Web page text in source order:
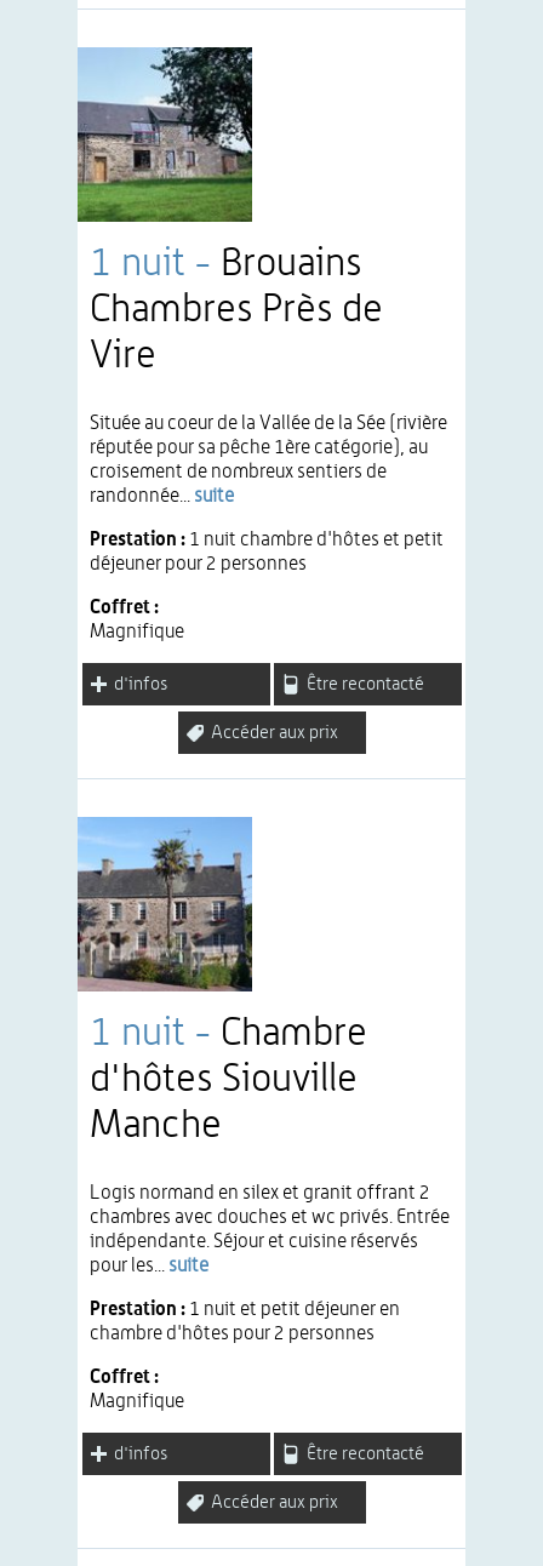
1 nuit - Brouains
Chambres Près de
Vire
Située au coeur de la Vallée de la Sée (rivière
réputée pour sa pêche 1ère catégorie), au
croisement de nombreux sentiers de
randonnée... suite
Prestation : 1 nuit chambre d'hôtes et petit
déjeuner pour 2 personnes
Coffret :
Magnifique
d'infos Être recontacté
Accéder aux prix
1 nuit - Chambre
d'hôtes Siouville
Manche
Logis normand en silex et granit offrant 2
chambres avec douches et wc privés. Entrée
indépendante. Séjour et cuisine réservés
pour les... suite
Prestation : 1 nuit et petit déjeuner en
chambre d'hôtes pour 2 personnes
Coffret :
Magnifique
d'infos Être recontacté
Accéder aux prix